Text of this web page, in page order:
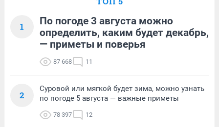
1
По погоде 3 августа можно
определить, каким будет декабрь,
— приметы и поверья
87 668 11
2
Суровой или мягкой будет зима, можно узнать
по погоде 5 августа — важные приметы
78 397 12